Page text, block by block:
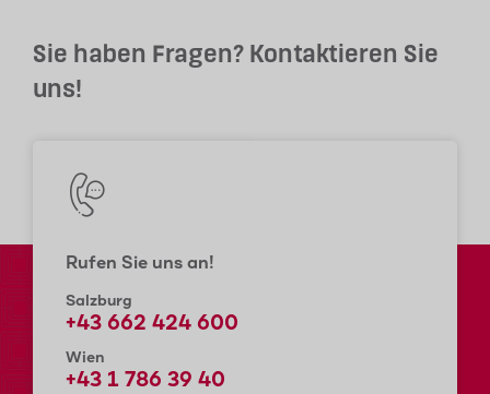
Sie haben Fragen? Kontaktieren Sie
uns!
Rufen Sie uns an!
Salzburg
+43 662 424 600
Wien
+43 1 786 39 40